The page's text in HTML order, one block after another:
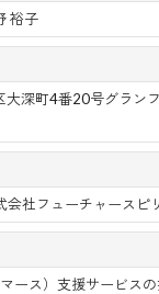
裕子
大深町4番20号グラン
社フューチャースピ
ース）支援サービス